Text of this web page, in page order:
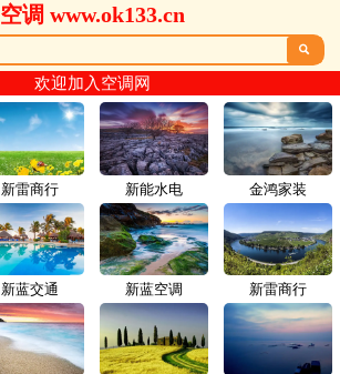
空调 www.ok133.cn

欢迎加入空调网
新雷商行
新蓝交通
新能水电 金鸿家装
新蓝空调 新雷商行